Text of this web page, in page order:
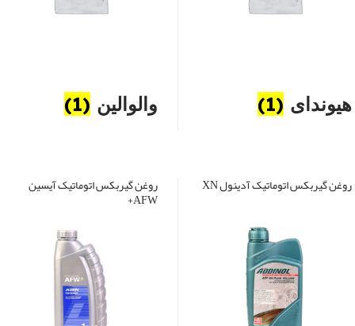
هیوندای (1) والوالین (1)
روغن گیربکس اتوماتیک آدینول XN روغن گیربکس اتوماتیک آیسین
AFW+